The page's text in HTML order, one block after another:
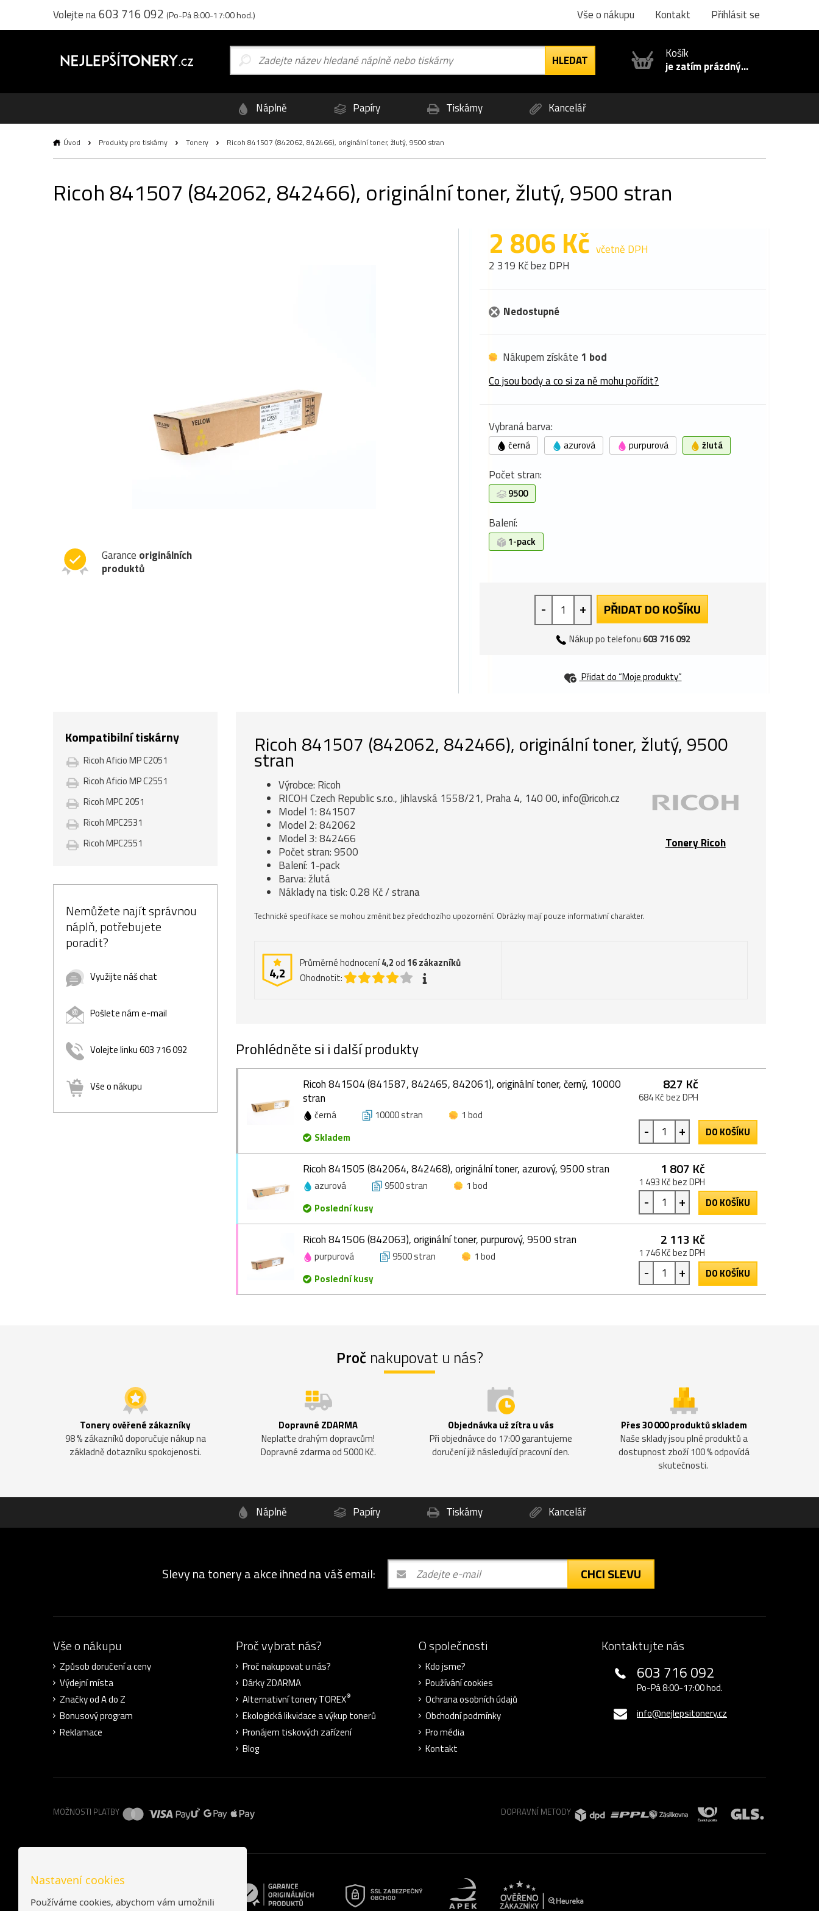
Volejte na603 716 092 (Po-Pá 8:00-17:00 hod.) Vše o nákupu Kontakt Přihlásit se
Košík
je zatím prázdný...
Náplně Papíry Tiskárny Kancelář
Úvod Produkty pro tiskárny Tonery Ricoh 841507 (842062, 842466), originální toner, žlutý, 9500 stran
Ricoh 841507 (842062, 842466), originální toner, žlutý, 9500 stran
Garance originálních
produktů
2 806 Kč včetně DPH
2 319 Kč bez DPH
Nedostupné
Nákupem získáte 1 bod
Co jsou body a co si za ně mohu pořídit?
Vybraná barva:
černá azurová purpurová žlutá
Počet stran:
9500
Balení:
1-pack
- + PŘIDAT DO KOŠÍKU
Nákup po telefonu 603 716 092
Přidat do “Moje produkty”
Kompatibilní tiskárny
Ricoh Aficio MP C2051
Ricoh Aficio MP C2551
Ricoh MPC 2051
Ricoh MPC2531
Ricoh MPC2551
Nemůžete najít správnou
náplň, potřebujete
poradit?
Využijte náš chat
Pošlete nám e-mail
Volejte linku 603 716 092
Vše o nákupu
Ricoh 841507 (842062, 842466), originální toner, žlutý, 9500
stran
Tonery Ricoh
Výrobce: Ricoh
RICOH Czech Republic s.r.o., Jihlavská 1558/21, Praha 4, 140 00, info@ricoh.cz
Model 1: 841507
Model 2: 842062
Model 3: 842466
Počet stran: 9500
Balení: 1-pack
Barva: žlutá
Náklady na tisk: 0.28 Kč / strana
Technické specifikace se mohou změnit bez předchozího upozornění. Obrázky mají pouze informativní charakter.
4,2
Průměrné hodnocení4,2od 16zákazníků
Ohodnotit:
Prohlédněte si i další produkty
Ricoh 841504 (841587, 842465, 842061), originální toner, černý, 10000
stran
černá 10000 stran
1 bod
Skladem
827 Kč
684 Kč bez DPH
- + DO KOŠÍKU
Ricoh 841505 (842064, 842468), originální toner, azurový, 9500 stran
azurová 9500 stran
1 bod
Poslední kusy
1 807 Kč
1 493 Kč bez DPH
- + DO KOŠÍKU
Ricoh 841506 (842063), originální toner, purpurový, 9500 stran
purpurová 9500 stran
1 bod
Poslední kusy
2 113 Kč
1 746 Kč bez DPH
- + DO KOŠÍKU
Proč nakupovat u nás?
Tonery ověřené zákazníky
98 % zákazníků doporučuje nákup na
základně dotazníku spokojenosti.
Dopravné ZDARMA
Neplaťte drahým dopravcům!
Dopravné zdarma od 5000 Kč.
Objednávka už zítra u vás
Při objednávce do 17:00 garantujeme
doručení již následující pracovní den.
Přes 30 000 produktů skladem
Naše sklady jsou plné produktů a
dostupnost zboží 100 % odpovídá
skutečnosti.
Náplně Papíry Tiskárny Kancelář
Slevy na tonery a akce ihned na váš email: CHCI SLEVU
Vše o nákupu
Způsob doručení a ceny
Výdejní místa
Značky od A do Z
Bonusový program
Reklamace
Proč vybrat nás?
Proč nakupovat u nás?
Dárky ZDARMA
Alternativní tonery TOREX®
Ekologická likvidace a výkup tonerů
Pronájem tiskových zařízení
Blog
O společnosti
Kdo jsme?
Používání cookies
Ochrana osobních údajů
Obchodní podmínky
Pro média
Kontakt
Kontaktujte nás
603 716 092
Po-Pá 8:00-17:00 hod.
info@nejlepsitonery.cz
MOŽNOSTI PLATBY DOPRAVNÍ METODY
Nastavení cookies
Používáme cookies, abychom vám umožnili